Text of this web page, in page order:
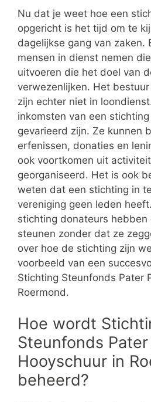
Nu dat je weet hoe een
opgericht is het tijd om te
dagelijkse gang van zaken.
mensen in dienst nemen
uitvoeren die het doel van
verwezenlijken. Het
zijn echter niet in
inkomsten van een
gevarieerd zijn. Ze kunnen
erfenissen, donaties en
ook voortkomen uit
georganiseerd. Het is ook
weten dat een stichting in
vereniging geen leden
stichting donateurs hebben
steunen zonder dat ze
over hoe de stichting zijn
voorbeeld van een
Stichting Steunfonds Pater
Roermond.
Hoe wordt
Steunfonds
Hooyschuur in
beheerd?